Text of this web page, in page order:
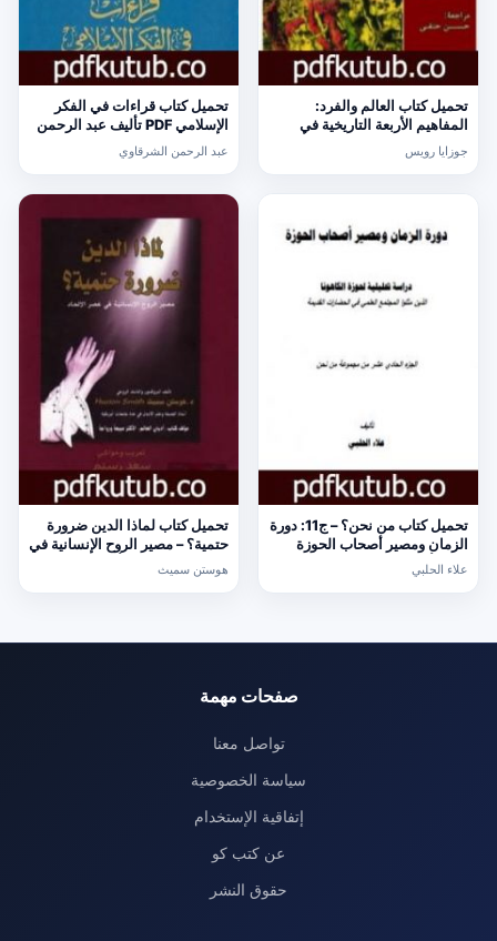
تحميل كتاب العالم والفرد:
المفاهيم الأربعة التاريخية في
جوزايا رويس مجانا [كامل]
جوزايا رويس
تحميل كتاب قراءات في الفكر
الإسلامي PDF تأليف عبد الرحمن
الشرقاوي مجانا [كامل]
عبد الرحمن الشرقاوي
تحميل كتاب من نحن؟ – ج11: دورة
الزمان ومصير أصحاب الحوزة
PDF تأليف علاء الحلبي مجانا
علاء الحلبي
تحميل كتاب لماذا الدين ضرورة
حتمية؟ – مصير الروح الإنسانية في
سميث مجانا [كامل]
هوستن سميث
صفحات مهمة
تواصل معنا
سياسة الخصوصية
إتفاقية الإستخدام
عن كتب كو
حقوق النشر